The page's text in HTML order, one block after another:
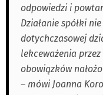
odpowiedzi i
Działanie spółki
dotychczasowej
lekceważenia
obowiązków
– mówi Joanna